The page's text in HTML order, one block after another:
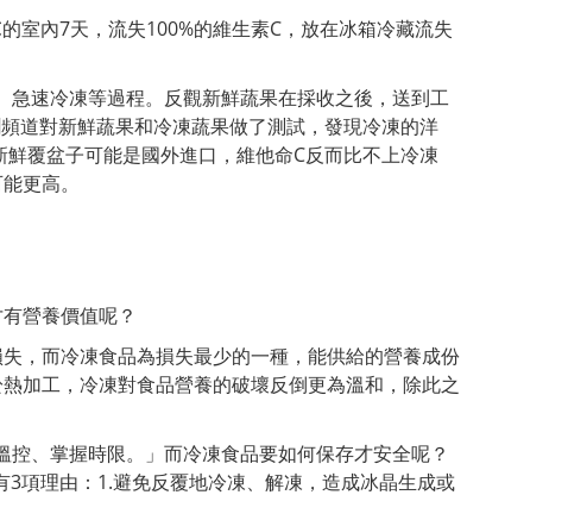
室內7天，流失100%的維生素C，放在冰箱冷藏流失
速冷凍等過程。反觀新鮮蔬果在採收之後，送到工
道對新鮮蔬果和冷凍蔬果做了測試，發現冷凍的洋
覆盆子可能是國外進口，維他命C反而比不上冷凍
更高。
營養價值呢？
，而冷凍食品為損失最少的一種，能供給的營養成份
加工，冷凍對食品營養的破壞反倒更為溫和，除此之
、掌握時限。」而冷凍食品要如何保存才安全呢？
項理由：1.避免反覆地冷凍、解凍，造成冰晶生成或